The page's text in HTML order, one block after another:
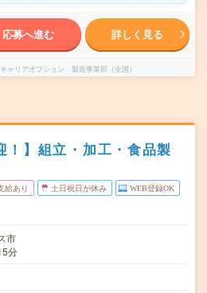
応募へ進む 詳しく見る
ャリアオプション 製造事業部（全国）
！】組立・加工・食品製
給あり 土日祝日が休み WEB登録OK
市
分